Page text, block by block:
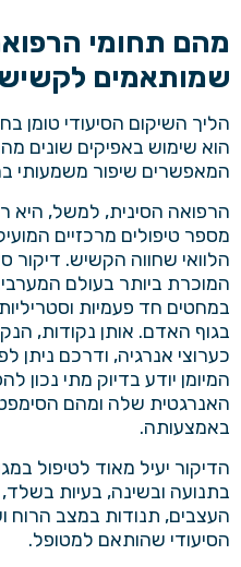
מהם תחומי
שמותאמים לקשיש
הליך השיקום הסיעודי טומן
הוא שימוש באפיקים שונים
המאפשרים שיפור משמעותי
הרפואה הסינית, למשל, היא
מספר טיפולים מרכזיים
הלוואי שחווה הקשיש. דיקור
המוכרת ביותר בעולם
במחטים חד פעמיות
בגוף האדם. אותן נקודות,
כערוצי אנרגיה, ודרכם ניתן
המיומן יודע בדיוק מתי נכון
האנרגטית שלה ומהם
באמצעותה.
הדיקור יעיל מאוד לטיפול
בתנועה ובשינה, בעיות
העצבים, תנודות במצב הרוח
הסיעודי שהותאם למטופל.